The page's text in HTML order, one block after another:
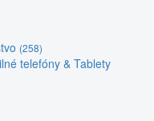
(258)
telefóny & Tablety